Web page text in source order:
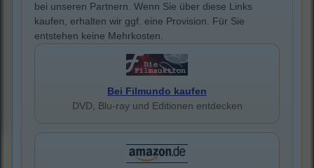
bei unseren Partnern. Wenn Sie über diese Links
kaufen, erhalten wir ggf. eine Provision. Für Sie
entstehen keine Mehrkosten.
Bei Filmundo kaufen
DVD, Blu-ray und Editionen entdecken